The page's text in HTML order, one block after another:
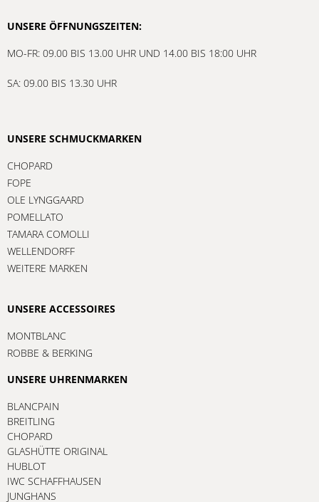
UNSERE ÖFFNUNGSZEITEN:
MO-FR: 09.00 BIS 13.00 UHR UND 14.00 BIS 18:00 UHR
SA: 09.00 BIS 13.30 UHR
UNSERE SCHMUCKMARKEN
CHOPARD
FOPE
OLE LYNGGAARD
POMELLATO
TAMARA COMOLLI
WELLENDORFF
WEITERE MARKEN
UNSERE ACCESSOIRES
MONTBLANC
ROBBE & BERKING
UNSERE UHRENMARKEN
BLANCPAIN
BREITLING
CHOPARD
GLASHÜTTE ORIGINAL
HUBLOT
IWC SCHAFFHAUSEN
JUNGHANS